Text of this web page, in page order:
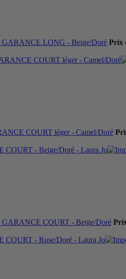
GARANCE LONG - Beige/Doré Prix
COURT léger - Camel/Doré
GARANCE COURT - Beige/Doré